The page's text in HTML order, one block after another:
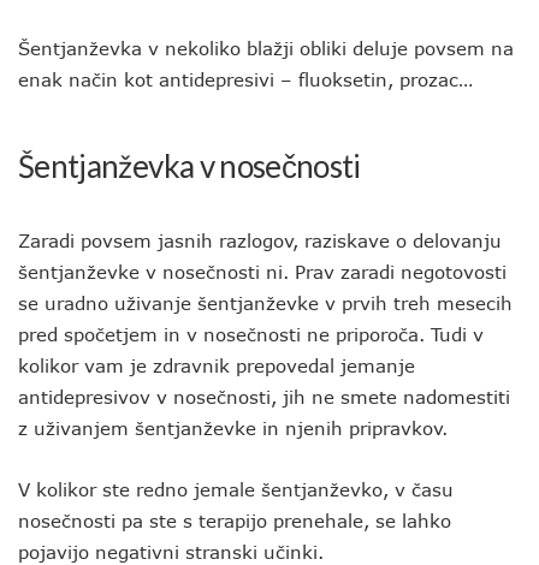
Šentjanževka v nekoliko blažji obliki deluje povsem na
enak način kot antidepresivi – fluoksetin, prozac…
Šentjanževka v nosečnosti
Zaradi povsem jasnih razlogov, raziskave o delovanju
šentjanževke v nosečnosti ni. Prav zaradi negotovosti
se uradno uživanje šentjanževke v prvih treh mesecih
pred spočetjem in v nosečnosti ne priporoča. Tudi v
kolikor vam je zdravnik prepovedal jemanje
antidepresivov v nosečnosti, jih ne smete nadomestiti
z uživanjem šentjanževke in njenih pripravkov.
V kolikor ste redno jemale šentjanževko, v času
nosečnosti pa ste s terapijo prenehale, se lahko
pojavijo negativni stranski učinki.